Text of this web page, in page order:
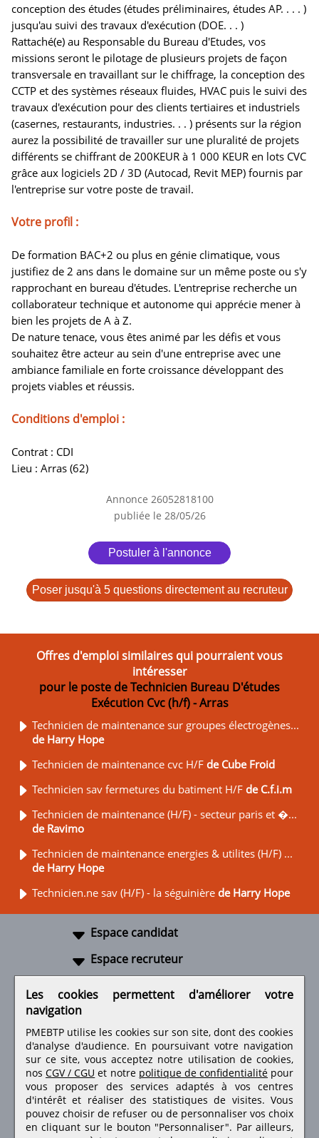
conception des études (études préliminaires, études AP. . . . )
jusqu'au suivi des travaux d'exécution (DOE. . . )
Rattaché(e) au Responsable du Bureau d'Etudes, vos
missions seront le pilotage de plusieurs projets de façon
transversale en travaillant sur le chiffrage, la conception des
CCTP et des systèmes réseaux fluides, HVAC puis le suivi des
travaux d'exécution pour des clients tertiaires et industriels
(casernes, restaurants, industries. . . ) présents sur la région
aurez la possibilité de travailler sur une pluralité de projets
différents se chiffrant de 200KEUR à 1 000 KEUR en lots CVC
grâce aux logiciels 2D / 3D (Autocad, Revit MEP) fournis par
l'entreprise sur votre poste de travail.
Votre profil :
De formation BAC+2 ou plus en génie climatique, vous
justifiez de 2 ans dans le domaine sur un même poste ou s'y
rapprochant en bureau d'études. L'entreprise recherche un
collaborateur technique et autonome qui apprécie mener à
bien les projets de A à Z.
De nature tenace, vous êtes animé par les défis et vous
souhaitez être acteur au sein d'une entreprise avec une
ambiance familiale en forte croissance développant des
projets viables et réussis.
Conditions d'emploi :
Contrat : CDI
Lieu : Arras (62)
Annonce 26052818100
publiée le 28/05/26
Postuler à l'annonce
Poser jusqu'à 5 questions directement au recruteur
Offres d'emploi similaires qui pourraient vous
intéresser
pour le poste de Technicien Bureau D'études
Exécution Cvc (h/f) - Arras
Technicien de maintenance sur groupes électrogènes...
de Harry Hope
Technicien de maintenance cvc H/F de Cube Froid
Technicien sav fermetures du batiment H/F de C.f.i.m
Technicien de maintenance (H/F) - secteur paris et �...
de Ravimo
Technicien de maintenance energies & utilites (H/F) ...
de Harry Hope
Technicien.ne sav (H/F) - la séguinière de Harry Hope
Espace candidat
Espace recruteur
Retrouvez-nous sur les réseaux sociaux
Les cookies permettent d'améliorer votre
navigation
PMEBTP utilise les cookies sur son site, dont des cookies
d'analyse d'audience. En poursuivant votre navigation
sur ce site, vous acceptez notre utilisation de cookies,
nos CGV / CGU et notre politique de confidentialité pour
vous proposer des services adaptés à vos centres
d'intérêt et réaliser des statistiques de visites.Vous
pouvez choisir de refuser ou de personnaliser vos choix
en cliquant sur le bouton "Personnaliser". Par ailleurs,